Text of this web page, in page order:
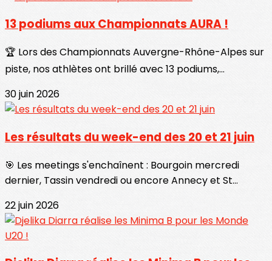
13 podiums aux Championnats AURA !
🏆 Lors des Championnats Auvergne-Rhône-Alpes sur
piste, nos athlètes ont brillé avec 13 podiums,...
30 juin 2026
Les résultats du week-end des 20 et 21 juin
🎯 Les meetings s'enchaînent : Bourgoin mercredi
dernier, Tassin vendredi ou encore Annecy et St...
22 juin 2026